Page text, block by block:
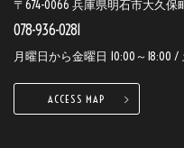
〒674-0066 兵庫県明石市大久保
078-936-0281
月曜日から金曜日 10:00～18:00 /
ACCESS MAP